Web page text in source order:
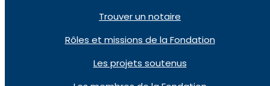
Trouver un notaire
Rôles et missions de la Fondation
Les projets soutenus